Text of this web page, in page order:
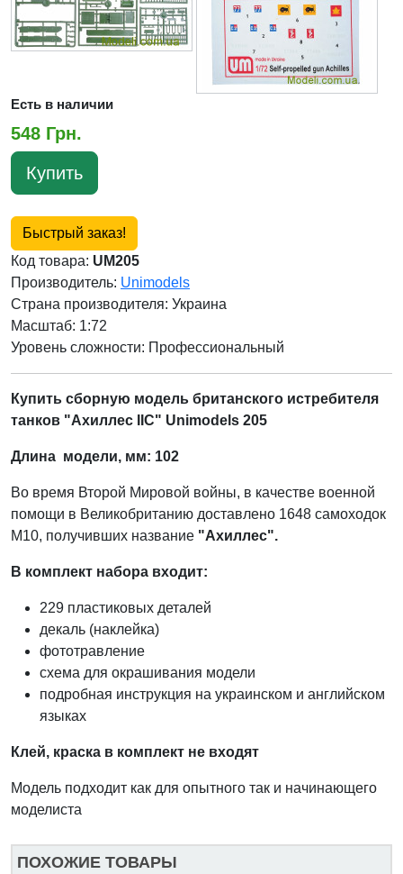
Есть в наличии
548 Грн.
Купить
Быстрый заказ!
Код товара: UM205
Производитель: Unimodels
Страна производителя: Украина
Масштаб: 1:72
Уровень сложности: Профессиональный
Купить сборную модель британского истребителя
танков "Ахиллес IIC" Unimodels 205
Длина модели, мм: 102
Во время Второй Мировой войны, в качестве военной
помощи в Великобританию доставлено 1648 самоходок
М10, получивших название "Ахиллес".
В комплект набора входит:
229 пластиковых деталей
декаль (наклейка)
фототравление
схема для окрашивания модели
подробная инструкция на украинском и английском
языках
Клей, краска в комплект не входят
Модель подходит как для опытного так и начинающего
моделиста
ПОХОЖИЕ ТОВАРЫ